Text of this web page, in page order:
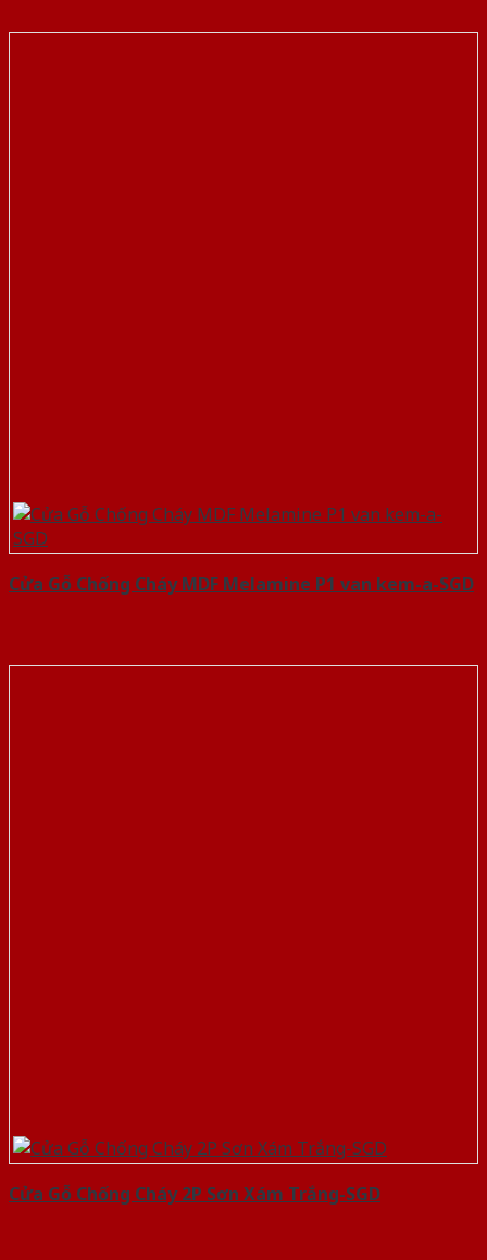
Cửa Gỗ Chống Cháy MDF Melamine P1 van kem-a-SGD
Cửa Gỗ Chống Cháy 2P Sơn Xám Trắng-SGD